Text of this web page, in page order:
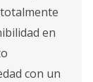
en
con un